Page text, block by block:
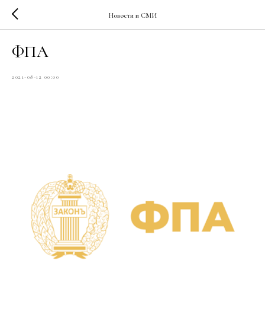
Новости и СМИ
ФПА
2021-08-12 00:00